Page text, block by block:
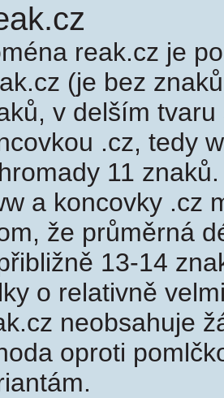
reak.cz je
(je bez
v delším
.cz, tedy
11
a koncovky .cz
že průměrná
13-14
o relativně
neobsahuje
oproti